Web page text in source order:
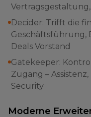
Decider: Trifft die
Geschäftsführung,
Deals Vorstand
Gatekeeper:
Zugang –
Security
Moderne